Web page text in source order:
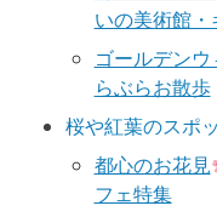
いの美術館
ゴールデン
らぶらお散歩
桜や紅葉のスポ
都心のお花見
フェ特集